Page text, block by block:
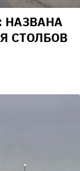
НАЗВАНА
СТОЛБОВ